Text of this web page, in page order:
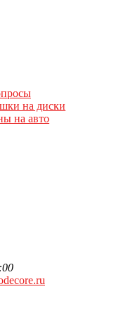
на диски
на авто